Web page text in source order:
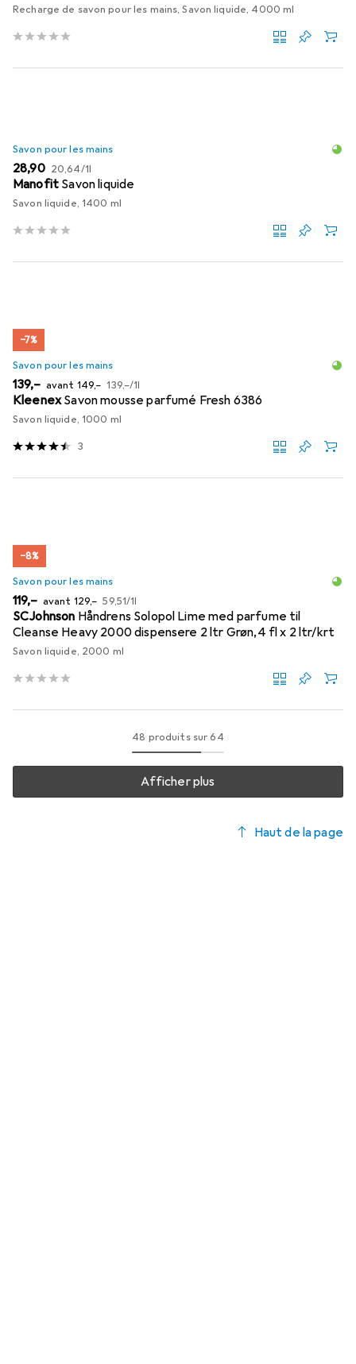
Recharge de savon pour les mains, Savon liquide, 4000 ml
Savon pour les mains
EUR
28,90 EUR
20,64/1l
Manofit Savon liquide
Savon liquide, 1400 ml
−7%
Savon pour les mains
EUR
139,– avant EUR
149,– EUR
139,–/1l
KleenexSavon mousse parfumé Fresh 6386
Savon liquide, 1000 ml
3
−8%
Savon pour les mains
EUR
119,– avant EUR
129,– EUR
59,51/1l
SCJohnson Håndrens Solopol Lime med parfume til
Cleanse Heavy 2000 dispensere 2 ltr Grøn,4 fl x 2 ltr/krt
Savon liquide, 2000 ml
48 produits sur 64
Afficher plus
Haut de la page